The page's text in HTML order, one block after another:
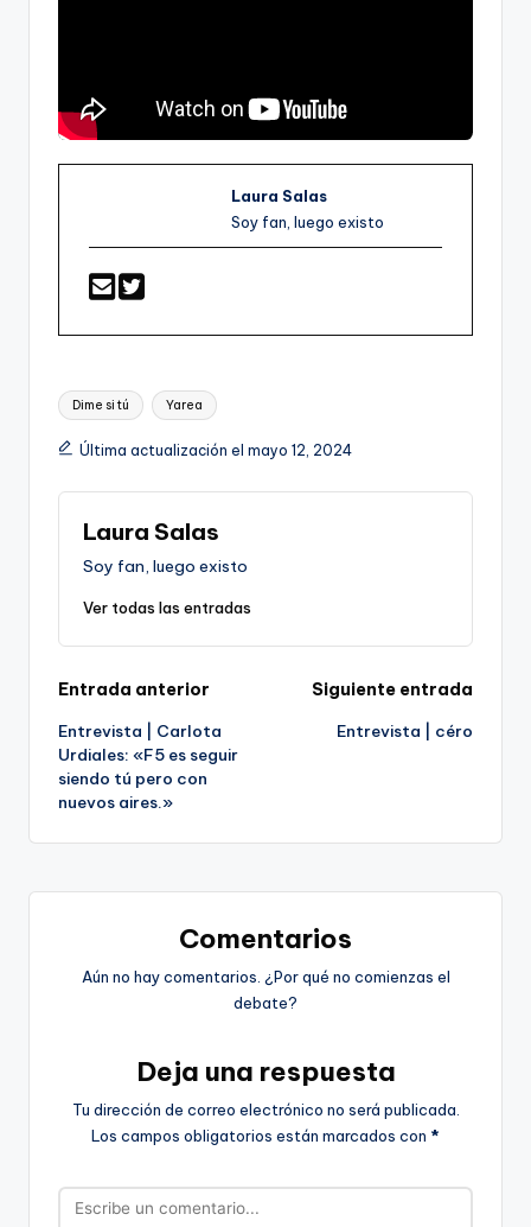
Laura Salas
Soy fan, luego existo
Etiquetas:
Dime si tú Yarea
Última actualización el mayo 12, 2024
Laura Salas
Soy fan, luego existo
Ver todas las entradas
Navegación
de
entradas
Entrada anterior
Entrevista | Carlota
Urdiales: «F5 es seguir
siendo tú pero con
nuevos aires.»
Siguiente entrada
Entrevista | céro
Comentarios
Aún no hay comentarios. ¿Por qué no comienzas el
debate?
Deja una respuesta
Tu dirección de correo electrónico no será publicada.
Los campos obligatorios están marcados con *